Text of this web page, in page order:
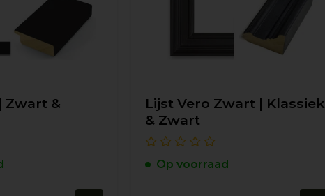
Zwart &
Lijst Vero Zwart | Klassiek
& Zwart
Op voorraad